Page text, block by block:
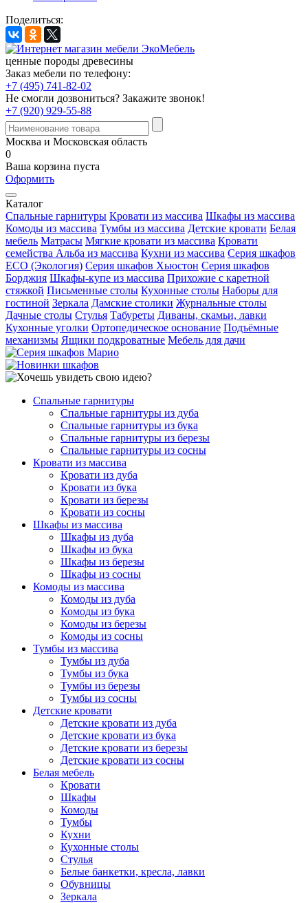
Поделиться:
ценные породы древесины
Заказ мебели по телефону:
+7 (495) 741-82-02
Не смогли дозвониться? Закажите звонок!
+7 (920) 929-55-88
Москва и Московская область
0
Ваша корзина пуста
Оформить
Каталог
Спальные гарнитуры Кровати из массива Шкафы из массива
Комоды из массива Тумбы из массива Детские кровати Белая
мебель Матрасы Мягкие кровати из массива Кровати
семейства Альба из массива Кухни из массива Серия шкафов
ECO (Экология) Серия шкафов Хьюстон Серия шкафов
Борджия Шкафы-купе из массива Прихожие с каретной
стяжкой Письменные столы Кухонные столы Наборы для
гостиной Зеркала Дамские столики Журнальные столы
Дачные столы Стулья Табуреты Диваны, скамьи, лавки
Кухонные уголки Ортопедическое основание Подъёмные
механизмы Ящики подкроватные Мебель для дачи
Спальные гарнитуры
Спальные гарнитуры из дуба
Спальные гарнитуры из бука
Спальные гарнитуры из березы
Спальные гарнитуры из сосны
Кровати из массива
Кровати из дуба
Кровати из бука
Кровати из березы
Кровати из сосны
Шкафы из массива
Шкафы из дуба
Шкафы из бука
Шкафы из березы
Шкафы из сосны
Комоды из массива
Комоды из дуба
Комоды из бука
Комоды из березы
Комоды из сосны
Тумбы из массива
Тумбы из дуба
Тумбы из бука
Тумбы из березы
Тумбы из сосны
Детские кровати
Детские кровати из дуба
Детские кровати из бука
Детские кровати из березы
Детские кровати из сосны
Белая мебель
Кровати
Шкафы
Комоды
Тумбы
Кухни
Кухонные столы
Стулья
Белые банкетки, кресла, лавки
Обувницы
Зеркала